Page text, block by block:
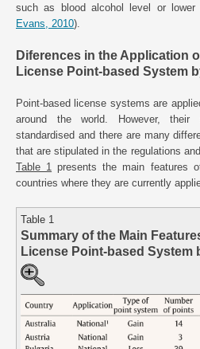
such as blood alcohol level or
Evans, 2010).
Diferences in the Application
License Point-based System
Point-based license systems are
around the world. However, their
standardised and there are many
that are stipulated in the regulations
Table 1 presents the main features
countries where they are currently
Table 1
Summary of the Main
License Point-based System